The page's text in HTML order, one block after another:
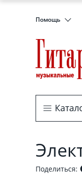
Помощь
Поделиться: